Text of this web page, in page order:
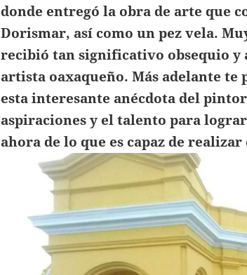
donde entregó la obra de arte que
Dorismar, así como un pez vela.
recibió tan significativo obsequio
artista oaxaqueño. Más adelante te
esta interesante anécdota del
aspiraciones y el talento para
ahora de lo que es capaz de